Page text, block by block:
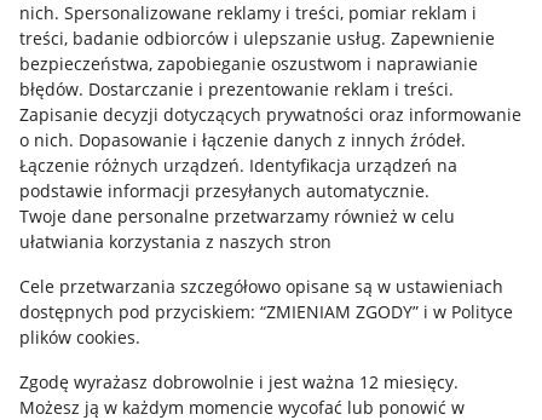
nich. Spersonalizowane reklamy i treści, pomiar reklam i
treści, badanie odbiorców i ulepszanie usług. Zapewnienie
bezpieczeństwa, zapobieganie oszustwom i naprawianie
błędów. Dostarczanie i prezentowanie reklam i treści.
Zapisanie decyzji dotyczących prywatności oraz informowanie
o nich. Dopasowanie i łączenie danych z innych źródeł.
Łączenie różnych urządzeń. Identyfikacja urządzeń na
podstawie informacji przesyłanych automatycznie.
Twoje dane personalne przetwarzamy również w celu
ułatwiania korzystania z naszych stron
Cele przetwarzania szczegółowo opisane są w ustawieniach
dostępnych pod przyciskiem: “ZMIENIAM ZGODY” i w Polityce
plików cookies.
Zgodę wyrażasz dobrowolnie i jest ważna 12 miesięcy.
Możesz ją w każdym momencie wycofać lub ponowić w
Pobierz aplikację
Korzystanie z serwisu oznacza akceptacjęregulaminu.